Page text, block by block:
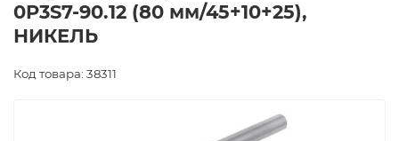
0P3S7-90.12 (80 мм/45+10+25),
НИКЕЛЬ
Код товара: 38311